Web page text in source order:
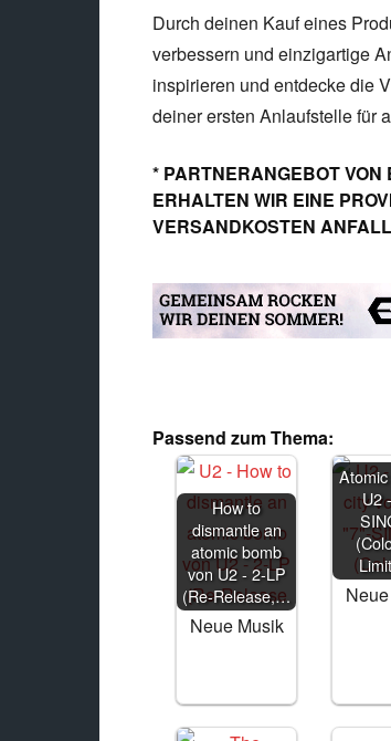
Durch deinen Kauf eines
verbessern und einzigartige
inspirieren und entdecke die
deiner ersten Anlaufstelle für
* PARTNERANGEBOT
ERHALTEN WIR EINE
VERSANDKOSTEN
Passend zum Thema:
How to
dismantle an
atomic bomb
von U2 - 2-LP
(Re-Release,…
Neue Musik
U2